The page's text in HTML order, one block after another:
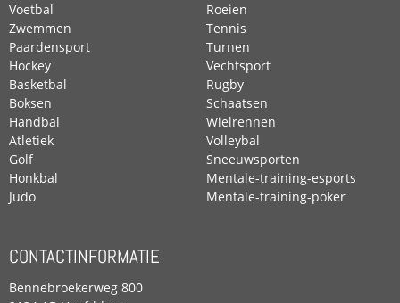
Voetbal
Zwemmen
Paardensport
Hockey
Basketbal
Boksen
Handbal
Atletiek
Golf
Honkbal
Judo
Roeien
Tennis
Turnen
Vechtsport
Rugby
Schaatsen
Wielrennen
Volleybal
Sneeuwsporten
Mentale-training-esports
Mentale-training-poker
CONTACTINFORMATIE
Bennebroekerweg 800